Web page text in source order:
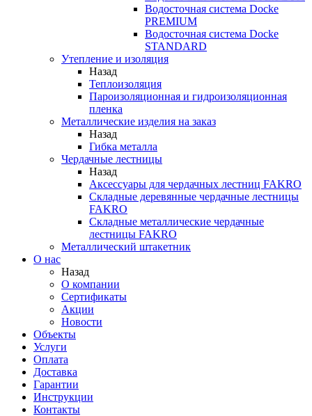
Водосточная система Docke
PREMIUM
Водосточная система Docke
STANDARD
Утепление и изоляция
Назад
Теплоизоляция
Пароизоляционная и гидроизоляционная
пленка
Металлические изделия на заказ
Назад
Гибка металла
Чердачные лестницы
Назад
Аксессуары для чердачных лестниц FAKRO
Складные деревянные чердачные лестницы
FAKRO
Складные металлические чердачные
лестницы FAKRO
Металлический штакетник
О нас
Назад
О компании
Сертификаты
Акции
Новости
Объекты
Услуги
Оплата
Доставка
Гарантии
Инструкции
Контакты